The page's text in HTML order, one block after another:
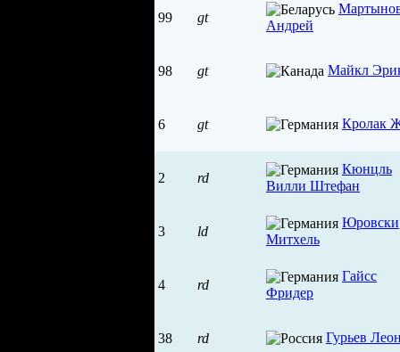
99 gt
Андрей
98 gt Майкл
6 gt Кролак
2 rd
Кюнцль
Вилли Штефан
3 ld
Юровски
Митхель
4 rd
Гайсс
Фридер
38 rd Гурьев